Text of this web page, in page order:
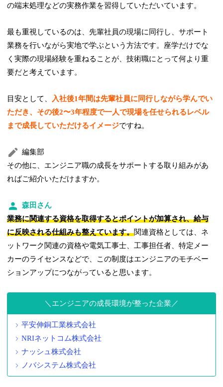
の端末処理などの実務作業を習得していただいています。
最も重視しているのは、先輩社員の現場に同行し、サポート
業務を行いながら実地で学ぶという方法です。座学だけでな
く実際の現場経験を重ねることが、技術職にとって何より重
要だと考えています。
目安として、 入社後1年間は先輩社員に同行しながら学んでい
ただき、その後2〜3年程度で一人で現場を任せられるレベル
まで成長していただけるイメージですね。
編集部
その他に、エンジニア職の成長をサポートする取り組みがあ
ればご紹介いただけますか。
森田さん
業務に関連する資格を取得するとポイントが加算され、給与
に反映される仕組みも整えています。関連資格としては、ネ
ットワーク関連の資格や電気工事士、工事担任者、特定メー
カーのライセンスなどで、この制度はエンジニアのモチベー
ションアップにつながっていると思います。
エンジニアの成長環境が整った企業
平安伸銅工業株式会社
NRIネットコム株式会社
ナッシュ株式会社
ノバシステム株式会社